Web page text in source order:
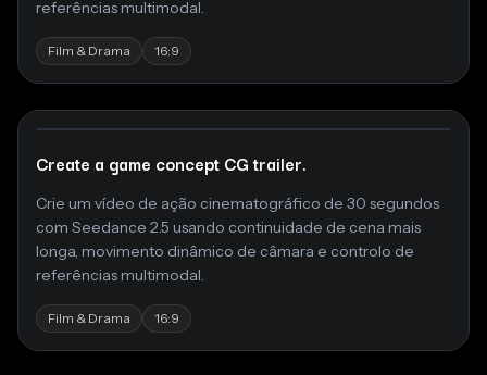
referências multimodal.
Film & Drama 16:9
Create a game concept CG trailer.
Crie um vídeo de ação cinematográfico de 30 segundos
com Seedance 2.5 usando continuidade de cena mais
longa, movimento dinâmico de câmara e controlo de
referências multimodal.
Film & Drama 16:9